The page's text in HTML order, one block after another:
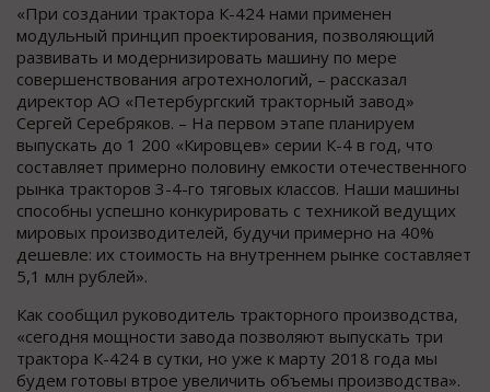
«При создании трактора К-424 нами применен
модульный принцип проектирования, позволяющий
развивать и модернизировать машину по мере
совершенствования агротехнологий, – рассказал
директор АО «Петербургский тракторный завод»
Сергей Серебряков. – На первом этапе планируем
выпускать до 1 200 «Кировцев» серии К-4 в год, что
составляет примерно половину емкости отечественного
рынка тракторов 3-4-го тяговых классов. Наши машины
способны успешно конкурировать с техникой ведущих
мировых производителей, будучи примерно на 40%
дешевле: их стоимость на внутреннем рынке составляет
5,1 млн рублей».
Как сообщил руководитель тракторного производства,
«сегодня мощности завода позволяют выпускать три
трактора К-424 в сутки, но уже к марту 2018 года мы
будем готовы втрое увеличить объемы производства».